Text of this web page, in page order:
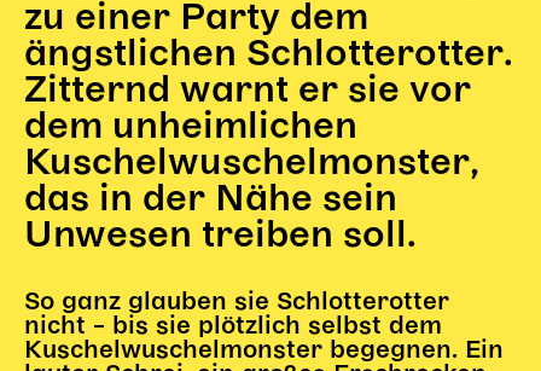
Sommerfest
Open House
Newsletter für pädagogische Institutionen
DIGITALE BÜHNE
Gl!tch4
Wem gehört die Bühne?
HAUS
zu einer Party dem
ängstlichen Schlotterotter.
Zitternd warnt er sie vor
dem unheimlichen
Kuschelwuschelmonster,
das in der Nähe sein
Unwesen treiben soll.
So ganz glauben sie Schlotterotter
nicht – bis sie plötzlich selbst dem
Kuschelwuschelmonster begegnen. Ein